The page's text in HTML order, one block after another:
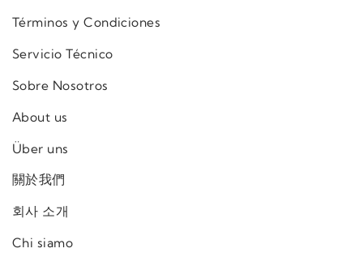
Términos y Condiciones
Servicio Técnico
Sobre Nosotros
About us
Über uns
關於我們
회사 소개
Chi siamo